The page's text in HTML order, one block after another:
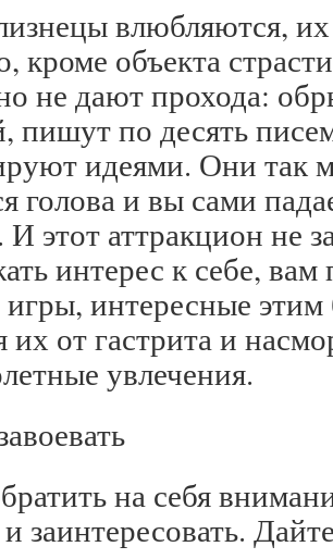
влюбляются, их
кроме объекта
не дают прохода:
пишут по десять
идеями. Они так
голова и вы сами
И этот аттракцион не
интерес к себе,
игры, интересные
их от гастрита и
увлечения.
на себя
заинтересовать.